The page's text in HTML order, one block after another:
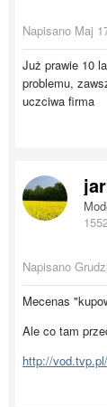
Napisano Maj
Już prawie 10
problemu,
uczciwa firma
Napisano
Mecenas
Ale co tam
http://